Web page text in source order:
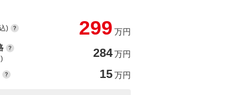
) 299 万円
284万円
15万円